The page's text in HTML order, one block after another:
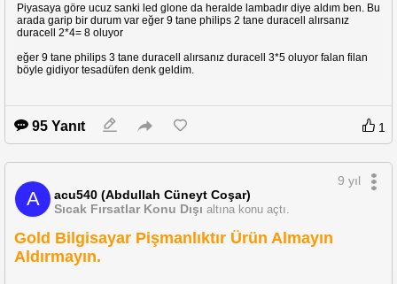
Piyasaya göre ucuz sanki led glone da heralde lambadır diye aldım ben. Bu
arada garip bir durum var eğer 9 tane philips 2 tane duracell alırsanız
duracell 2*4= 8 oluyor
eğer 9 tane philips 3 tane duracell alırsanız duracell 3*5 oluyor falan filan
böyle gidiyor tesadüfen denk geldim.
95 Yanıt 1
A
acu540 (Abdullah Cüneyt Coşar)
Sıcak Fırsatlar Konu Dışı altına konu açtı.
9 yıl
Gold Bilgisayar Pişmanlıktır Ürün Almayın
Aldırmayın.